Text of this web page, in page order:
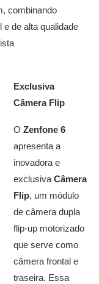
combinando
de alta qualidade
Exclusiva
Câmera Flip
O Zenfone 6
apresenta a
inovadora e
exclusiva Câmera
Flip, um módulo
de câmera dupla
flip-up motorizado
que serve como
câmera frontal e
traseira. Essa